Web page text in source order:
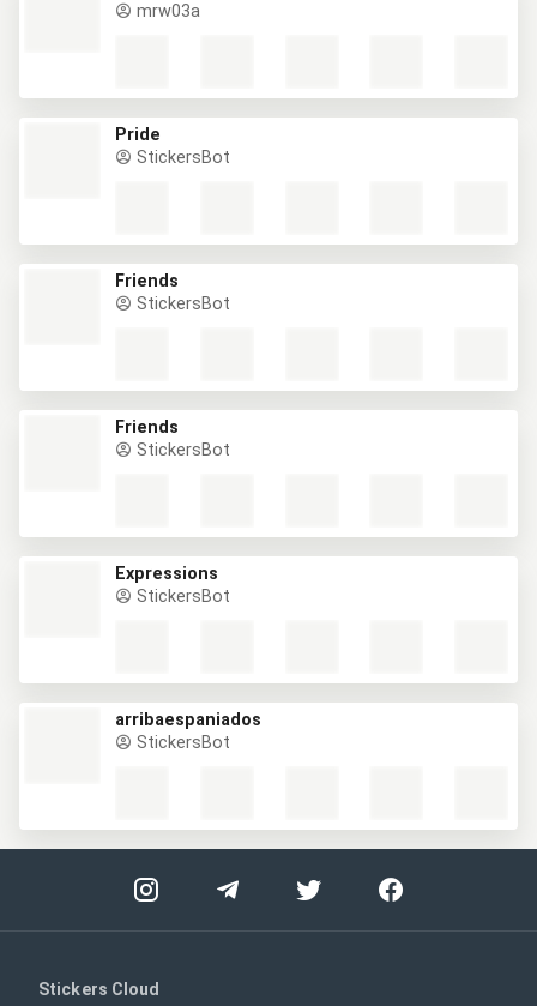
mrw03a
Pride
StickersBot
Friends
StickersBot
Friends
StickersBot
Expressions
StickersBot
arribaespaniados
StickersBot
Stickers Cloud